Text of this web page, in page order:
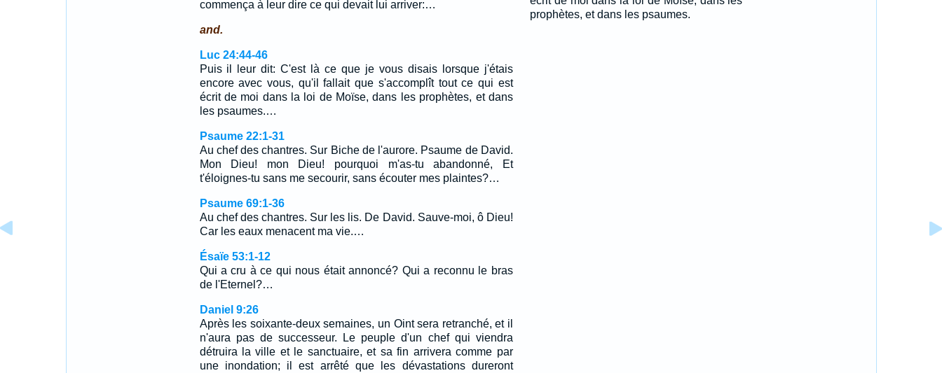
commença à leur dire ce qui devait lui arriver:…
and.
Luc 24:44-46
Puis il leur dit: C'est là ce que je vous disais lorsque j'étais
encore avec vous, qu'il fallait que s'accomplît tout ce qui est
écrit de moi dans la loi de Moïse, dans les prophètes, et dans
les psaumes.…
Psaume 22:1-31
Au chef des chantres. Sur Biche de l'aurore. Psaume de David.
Mon Dieu! mon Dieu! pourquoi m'as-tu abandonné, Et
t'éloignes-tu sans me secourir, sans écouter mes plaintes?…
Psaume 69:1-36
Au chef des chantres. Sur les lis. De David. Sauve-moi, ô Dieu!
Car les eaux menacent ma vie.…
Ésaïe 53:1-12
Qui a cru à ce qui nous était annoncé? Qui a reconnu le bras
de l'Eternel?…
Daniel 9:26
Après les soixante-deux semaines, un Oint sera retranché, et il
n'aura pas de successeur. Le peuple d'un chef qui viendra
détruira la ville et le sanctuaire, et sa fin arrivera comme par
une inondation; il est arrêté que les dévastations dureront
prophètes, et dans les psaumes.